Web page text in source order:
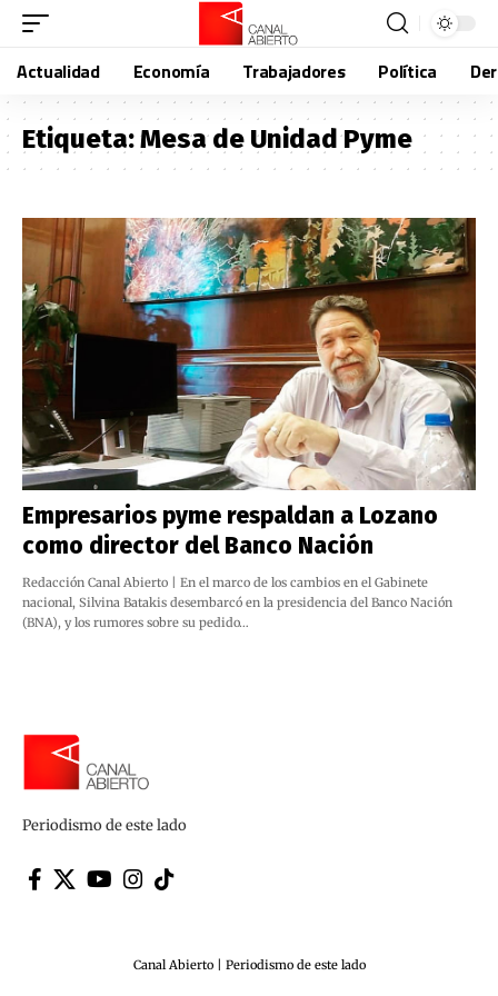
Actualidad Economía Trabajadores Política
Etiqueta:Mesa de Unidad Pyme
Empresarios pyme respaldan a Lozano
como director del Banco Nación
Redacción Canal Abierto | En el marco de los cambios en el Gabinete
nacional, Silvina Batakis desembarcó en la presidencia del Banco Nación
(BNA), y los rumores sobre su pedido…
Periodismo de este lado
Canal Abierto | Periodismo de este lado